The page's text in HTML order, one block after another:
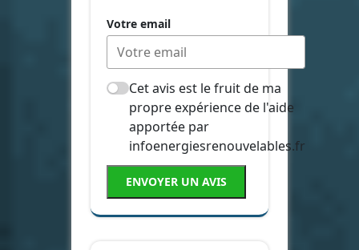
Votre email
Cet avis est le fruit de ma
propre expérience de l'aide
apportée par
infoenergiesrenouvelables.fr
ENVOYER UN AVIS